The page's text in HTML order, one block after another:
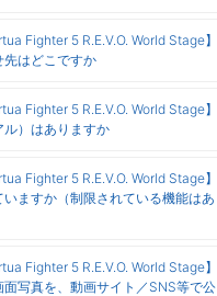
Fighter 5 R.E.V.O. World Stage】
はどこですか
Fighter 5 R.E.V.O. World Stage】
）はありますか
Fighter 5 R.E.V.O. World Stage】
ますか（制限されている機能はあ
Fighter 5 R.E.V.O. World Stage】
写真を、動画サイト／SNS等で公